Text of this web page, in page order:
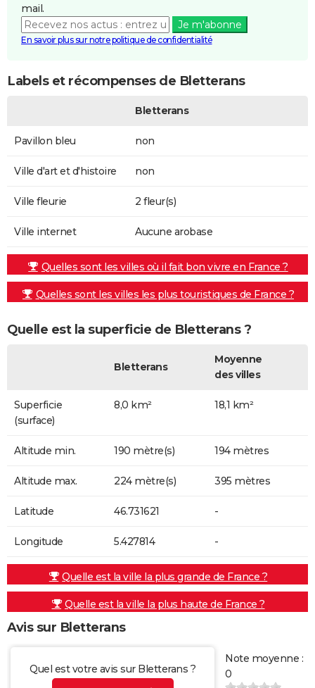
mail.
Je m'abonne
En savoir plus sur notre politique de confidentialité
Labels et récompenses de Bletterans
Bletterans
Pavillon bleu non
Ville d'art et d'histoire non
Ville fleurie 2 fleur(s)
Ville internet Aucune arobase
Quelles sont les villes où il fait bon vivre en France ?
Quelles sont les villes les plus touristiques de France ?
Quelle est la superficie de Bletterans ?
Bletterans
Moyenne
des villes
Superficie
(surface)
8,0 km² 18,1 km²
Altitude min. 190 mètre(s) 194 mètres
Altitude max. 224 mètre(s) 395 mètres
Latitude 46.731621 -
Longitude 5.427814 -
Quelle est la ville la plus grande de France ?
Quelle est la ville la plus haute de France ?
Avis sur Bletterans
Quel est votre avis sur Bletterans ?
Note moyenne :
0